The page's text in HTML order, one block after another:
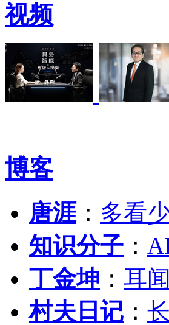
视频
博客
唐涯： 多看
知识分子 ：
丁金坤 ： 耳
村夫日记 ：